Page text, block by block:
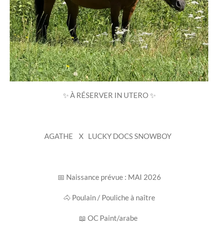
✨ À RÉSERVER IN UTERO ✨
AGATHE X LUCKY DOCS SNOWBOY
📅 Naissance prévue : MAI 2026
🐴 Poulain / Pouliche à naître
📖 OC Paint/arabe